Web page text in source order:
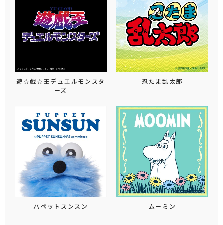
遊☆戯☆王デュエルモンスタ
ーズ
忍たま乱太郎
パペットスンスン ムーミン